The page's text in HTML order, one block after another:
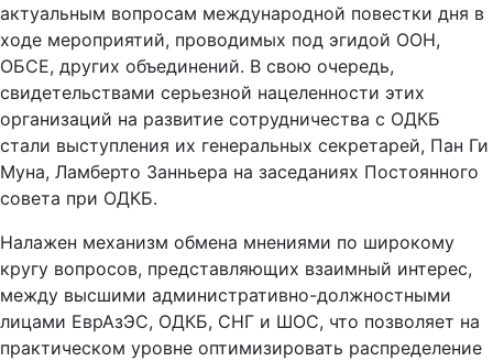
актуальным вопросам международной повестки дня в
ходе мероприятий, проводимых под эгидой ООН,
ОБСЕ, других объединений. В свою очередь,
свидетельствами серьезной нацеленности этих
организаций на развитие сотрудничества с ОДКБ
стали выступления их генеральных секретарей, Пан Ги
Муна, Ламберто Занньера на заседаниях Постоянного
совета при ОДКБ.
Налажен механизм обмена мнениями по широкому
кругу вопросов, представляющих взаимный интерес,
между высшими административно-должностными
лицами ЕврАзЭС, ОДКБ, СНГ и ШОС, что позволяет на
практическом уровне оптимизировать распределение